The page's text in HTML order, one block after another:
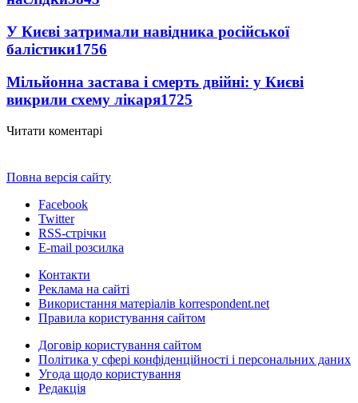
У Києві затримали навідника російської
балістики1756
Мільйонна застава і смерть двійні: у Києві
викрили схему лікаря1725
Читати коментарі
Повна версія сайту
Facebook
Twitter
RSS-стрічки
E-mail розсилка
Контакти
Реклама на сайті
Використання матеріалів korrespondent.net
Правила користування сайтом
Договір користування сайтом
Політика у сфері конфіденційності і персональних даних
Угода щодо користування
Редакція